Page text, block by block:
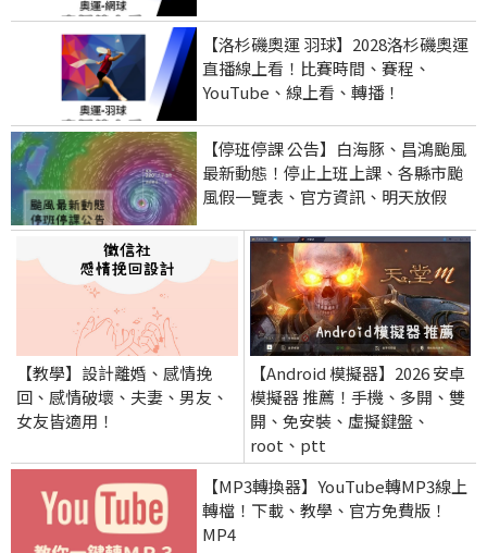
【洛杉磯奧運 羽球】2028洛杉磯奧運
直播線上看！比賽時間、賽程、
YouTube、線上看、轉播！
【停班停課 公告】白海豚、昌鴻颱風
最新動態！停止上班上課、各縣市颱
風假一覽表、官方資訊、明天放假
【教學】設計離婚、感情挽
回、感情破壞、夫妻、男友、
女友皆適用！
【Android 模擬器】2026 安卓
模擬器 推薦！手機、多開、雙
開、免安裝、虛擬鍵盤、
root、ptt
【MP3轉換器】YouTube轉MP3線上
轉檔！下載、教學、官方免費版！
MP4